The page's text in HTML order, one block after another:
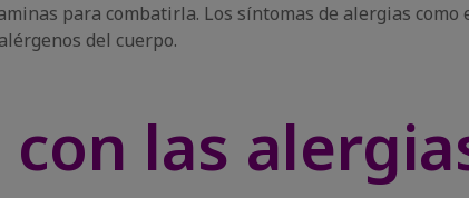
para combatirla. Los síntomas de alergias
del cuerpo.
con las